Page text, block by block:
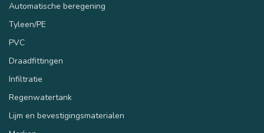
Automatische beregening
Tyleen/PE
PVC
Draadfittingen
Infiltratie
Regenwatertank
Lijm en bevestigingsmaterialen